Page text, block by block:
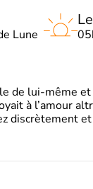
Lune
de lui-même
à l’amour
discrètement